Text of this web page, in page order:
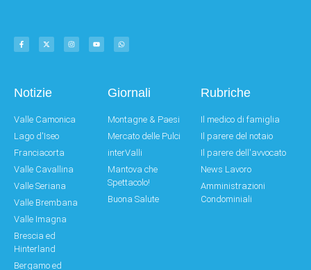
Notizie
Valle Camonica
Lago d'Iseo
Franciacorta
Valle Cavallina
Valle Seriana
Valle Brembana
Valle Imagna
Brescia ed
Hinterland
Bergamo ed
Giornali
Montagne & Paesi
Mercato delle Pulci
interValli
Mantova che
Spettacolo!
Buona Salute
Rubriche
Il medico di famiglia
Il parere del notaio
Il parere dell'avvocato
News Lavoro
Amministrazioni
Condominiali